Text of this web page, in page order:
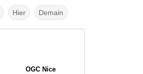
Hier Demain
OGC Nice